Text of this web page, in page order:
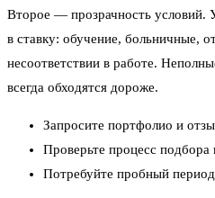
Второе — прозрачность условий.
в ставку: обучение, больничные,
несоответствии в работе.
всегда обходятся дороже.
Запросите портфолио и
Проверьте процесс
Потребуйте пробный